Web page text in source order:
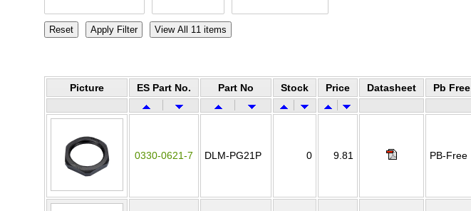
Picture ES Part No. Part No Stock Price Datasheet Pb Free
0330-0621-7 DLM-PG21P 0 9.81 PB-Free